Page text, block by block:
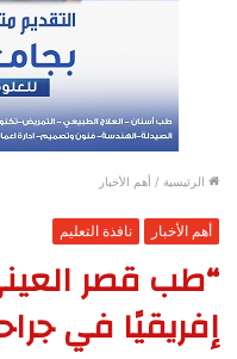
الرئيسية / أهم الأخبار
أهم الأخبار نافذة التعليم
“طب قصر
إفريقيًا في